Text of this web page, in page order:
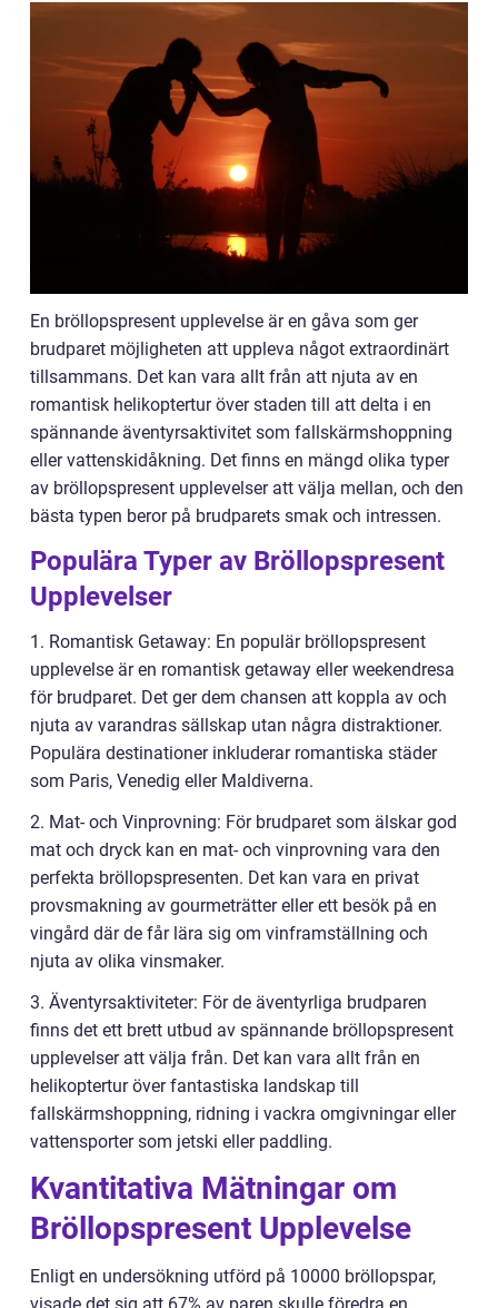
En bröllopspresent upplevelse är en gåva som ger
brudparet möjligheten att uppleva något extraordinärt
tillsammans. Det kan vara allt från att njuta av en
romantisk helikoptertur över staden till att delta i en
spännande äventyrsaktivitet som fallskärmshoppning
eller vattenskidåkning. Det finns en mängd olika typer
av bröllopspresent upplevelser att välja mellan, och den
bästa typen beror på brudparets smak och intressen.
Populära Typer av Bröllopspresent
Upplevelser
1. Romantisk Getaway: En populär bröllopspresent
upplevelse är en romantisk getaway eller weekendresa
för brudparet. Det ger dem chansen att koppla av och
njuta av varandras sällskap utan några distraktioner.
Populära destinationer inkluderar romantiska städer
som Paris, Venedig eller Maldiverna.
2. Mat- och Vinprovning: För brudparet som älskar god
mat och dryck kan en mat- och vinprovning vara den
perfekta bröllopspresenten. Det kan vara en privat
provsmakning av gourmeträtter eller ett besök på en
vingård där de får lära sig om vinframställning och
njuta av olika vinsmaker.
3. Äventyrsaktiviteter: För de äventyrliga brudparen
finns det ett brett utbud av spännande bröllopspresent
upplevelser att välja från. Det kan vara allt från en
helikoptertur över fantastiska landskap till
fallskärmshoppning, ridning i vackra omgivningar eller
vattensporter som jetski eller paddling.
Kvantitativa Mätningar om
Bröllopspresent Upplevelse
Enligt en undersökning utförd på 10000 bröllopspar,